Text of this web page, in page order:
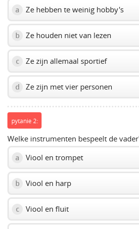
a Ze hebben te weinig hobby's
b Ze houden niet van lezen
c Ze zijn allemaal sportief
d Ze zijn met vier personen
pytanie 2:
Welke instrumenten bespeelt de
a Viool en trompet
b Viool en harp
c Viool en fluit